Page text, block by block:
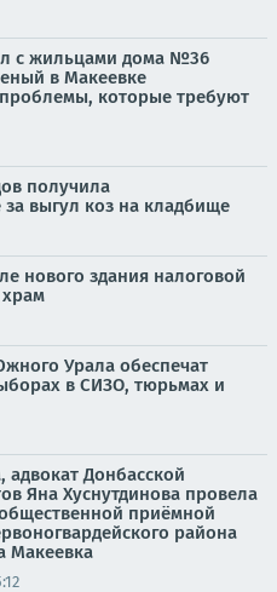
с жильцами дома №36
в Макеевке
которые требуют
получила
выгул коз на кладбище
нового здания налоговой
Урала обеспечат
в СИЗО, тюрьмах и
адвокат Донбасской
Яна Хуснутдинова провела
приёмной
района
Макеевка